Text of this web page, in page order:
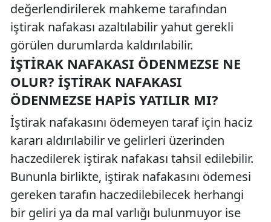
değerlendirilerek mahkeme tarafından
iştirak nafakası azaltılabilir yahut gerekli
görülen durumlarda kaldırılabilir.
İŞTIRAK NAFAKASI ÖDENMEZSE NE
OLUR? İŞTIRAK NAFAKASI
ÖDENMEZSE HAPIS YATILIR MI?
İştirak nafakasını ödemeyen taraf için haciz
kararı aldırılabilir ve gelirleri üzerinden
haczedilerek iştirak nafakası tahsil edilebilir.
Bununla birlikte, iştirak nafakasını ödemesi
gereken tarafın haczedilebilecek herhangi
bir geliri ya da mal varlığı bulunmuyor ise